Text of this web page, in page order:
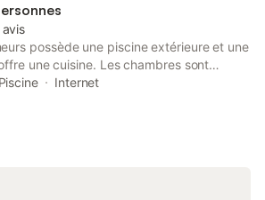
avis
possède une piscine extérieure et une
une cuisine. Les chambres sont
une batterie de cuisine, de la
Ce camping propose une piscine
Piscine
Internet